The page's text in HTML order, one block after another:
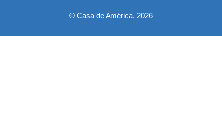
© Casa de América, 2026